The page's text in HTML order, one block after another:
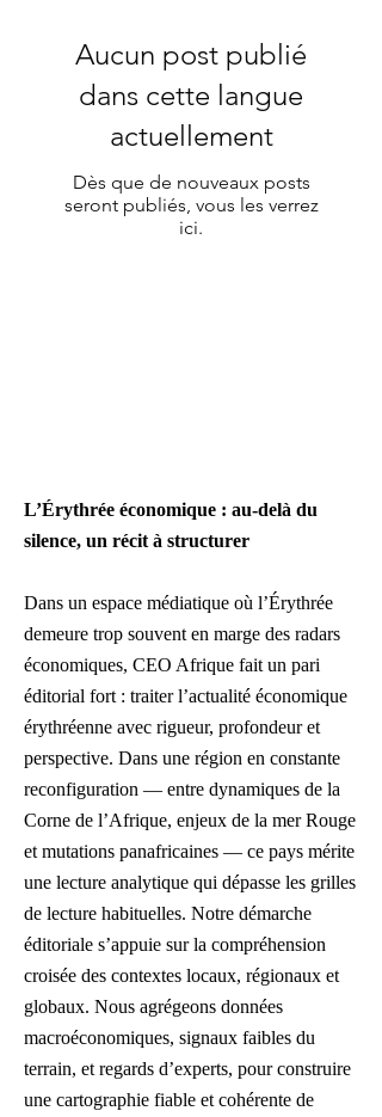
Aucun post publié
dans cette langue
actuellement
Dès que de nouveaux posts
seront publiés, vous les verrez
ici.
L’Érythrée économique : au-delà du
silence, un récit à structurer
Dans un espace médiatique où l’Érythrée
demeure trop souvent en marge des radars
économiques, CEO Afrique fait un pari
éditorial fort : traiter l’actualité économique
érythréenne avec rigueur, profondeur et
perspective. Dans une région en constante
reconfiguration — entre dynamiques de la
Corne de l’Afrique, enjeux de la mer Rouge
et mutations panafricaines — ce pays mérite
une lecture analytique qui dépasse les grilles
de lecture habituelles. Notre démarche
éditoriale s’appuie sur la compréhension
croisée des contextes locaux, régionaux et
globaux. Nous agrégeons données
macroéconomiques, signaux faibles du
terrain, et regards d’experts, pour construire
une cartographie fiable et cohérente de